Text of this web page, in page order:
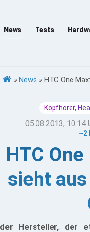
News Tests
» News » HTC One
Kopfhörer,
05.08.2013, 10:14
~2
HTC
sieht
Hersteller, der